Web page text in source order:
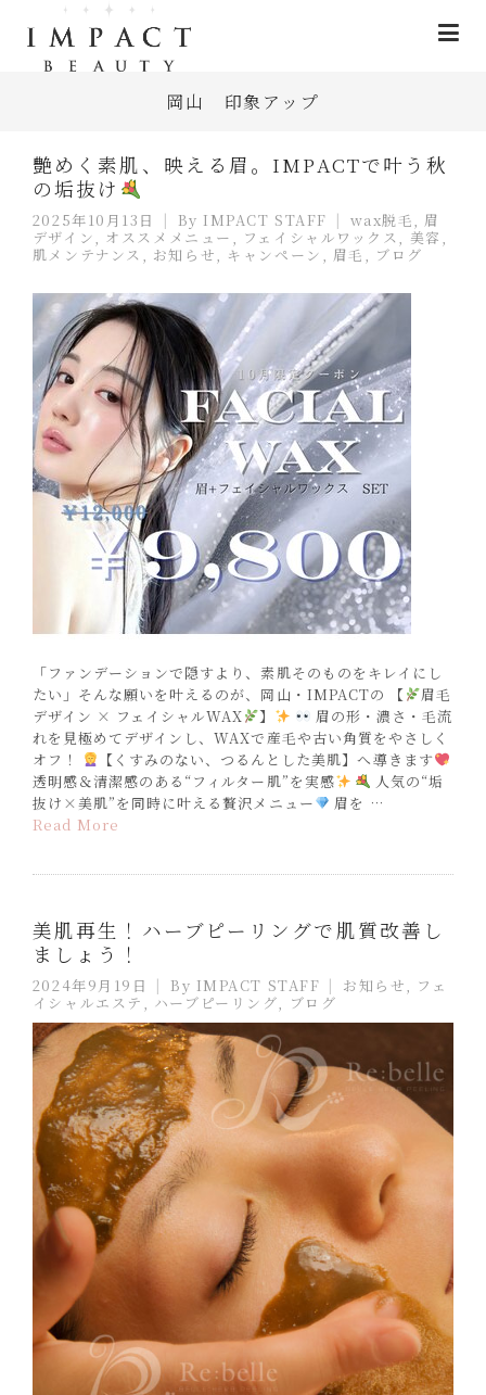
岡山 印象アップ
艶めく素肌、映える眉。IMPACTで叶う秋
の垢抜け
2025年10月13日 By IMPACT STAFF wax脱毛, 眉
デザイン, オススメメニュー , フェイシャルワックス , 美容 ,
肌メンテナンス , お知らせ, キャンペーン , 眉毛 , ブログ
「ファンデーションで隠すより、素肌そのものをキレイにし
たい」そんな願いを叶えるのが、岡山・IMPACTの 【
眉毛
デザイン × フェイシャルWAX
】
眉の形・濃さ・毛流
れを見極めてデザインし、WAXで産毛や古い角質をやさしく
オフ！
【くすみのない、つるんとした美肌】へ導きます
透明感＆清潔感のある“フィルター肌”を実感
人気の“垢
抜け×美肌”を同時に叶える贅沢メニュー
眉を …
Read More
美肌再生！ハーブピーリングで肌質改善し
ましょう！
2024年9月19日 By IMPACT STAFF お知らせ, フェ
イシャルエステ , ハーブピーリング, ブログ